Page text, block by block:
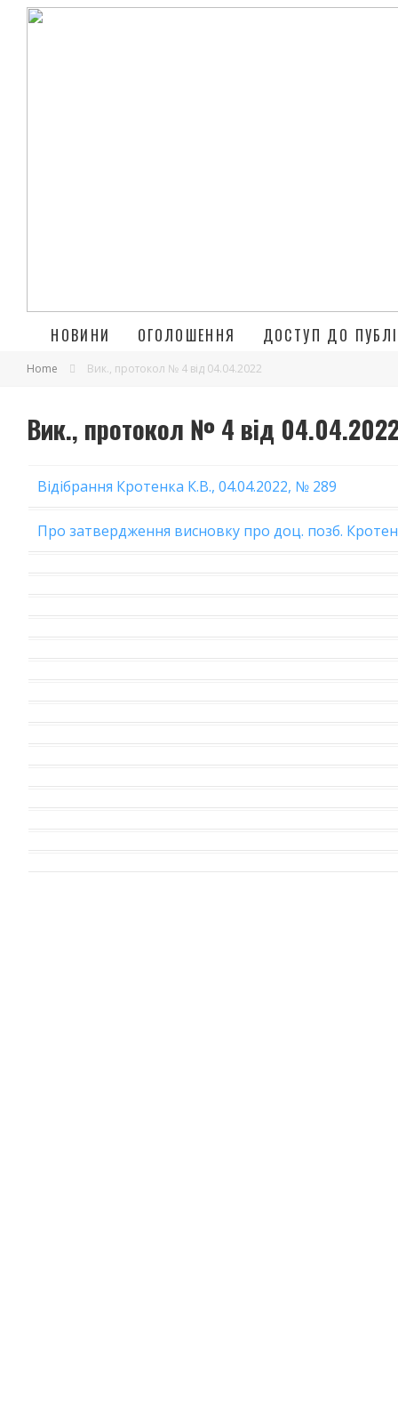
НОВИНИ ОГОЛОШЕННЯ ДОСТУП ДО
Home Вик., протокол № 4 від 04.04.2022
Вик., протокол № 4 від
Відібрання Кротенка К.В., 04.04.2022, № 289
Про затвердження висновку про доц. позб.